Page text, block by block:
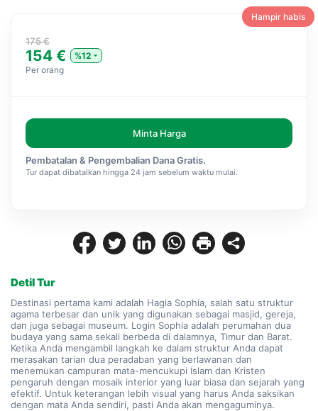
Detil Tur
Destinasi pertama kami adalah Hagia Sophia, salah satu struktur
agama terbesar dan unik yang digunakan sebagai masjid, gereja,
dan juga sebagai museum. Login Sophia adalah perumahan dua
budaya yang sama sekali berbeda di dalamnya, Timur dan Barat.
Ketika Anda mengambil langkah ke dalam struktur Anda dapat
merasakan tarian dua peradaban yang berlawanan dan
menemukan campuran mata-mencukupi Islam dan Kristen
pengaruh dengan mosaik interior yang luar biasa dan sejarah yang
efektif. Untuk keterangan lebih visual yang harus Anda saksikan
dengan mata Anda sendiri, pasti Anda akan mengaguminya.
Hampir habis
175 €
154 €
%12
Per orang
Minta Harga
Pembatalan & Pengembalian Dana Gratis.
Tur dapat dibatalkan hingga 24 jam sebelum waktu mulai.